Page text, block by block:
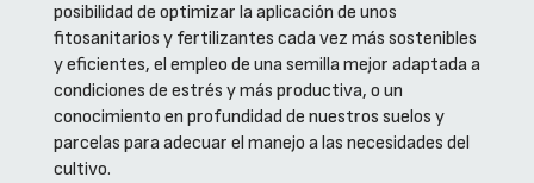
posibilidad de optimizar la aplicación de unos
fitosanitarios y fertilizantes cada vez más sostenibles
y eficientes, el empleo de una semilla mejor adaptada a
condiciones de estrés y más productiva, o un
conocimiento en profundidad de nuestros suelos y
parcelas para adecuar el manejo a las necesidades del
cultivo.